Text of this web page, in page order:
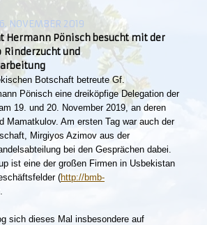
NOVEMBER 2019
Hermann Pönisch besucht mit der
Rinderzucht und
Botschaft betreute Gf.
Pönisch eine dreiköpfige Delegation der
19. und 20. November 2019,an deren
Mamatkulov. Am ersten Tag war auch der
Mirgiyos Azimov aus der
bei den Gesprächen dabei.
ist eine der großen Firmen in Usbekistan
(http://bmb-
sich dieses Mal insbesondere auf